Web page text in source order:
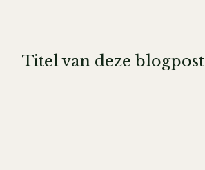
Titel van deze blogpost